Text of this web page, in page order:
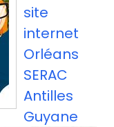
site
internet
Orléans
SERAC
Antilles
Guyane